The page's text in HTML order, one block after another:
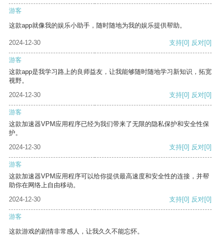
游客
这款app就像我的娱乐小助手，随时随地为我的娱乐提供帮助。
2024-12-30 支持[0] 反对[0]
游客
这款app是我学习路上的良师益友，让我能够随时随地学习新知识，拓宽
视野。
2024-12-30
支持[0] 反对[0]
游客
这款加速器VPM应用程序已经为我们带来了无限的隐私保护和安全性保
护。
2024-12-30
支持[0] 反对[0]
游客
这款加速器VPM应用程序可以给你提供最高速度和安全性的连接，并帮
助你在网络上自由移动。
2024-12-30
支持[0] 反对[0]
游客
这款游戏的剧情非常感人，让我久久不能忘怀。